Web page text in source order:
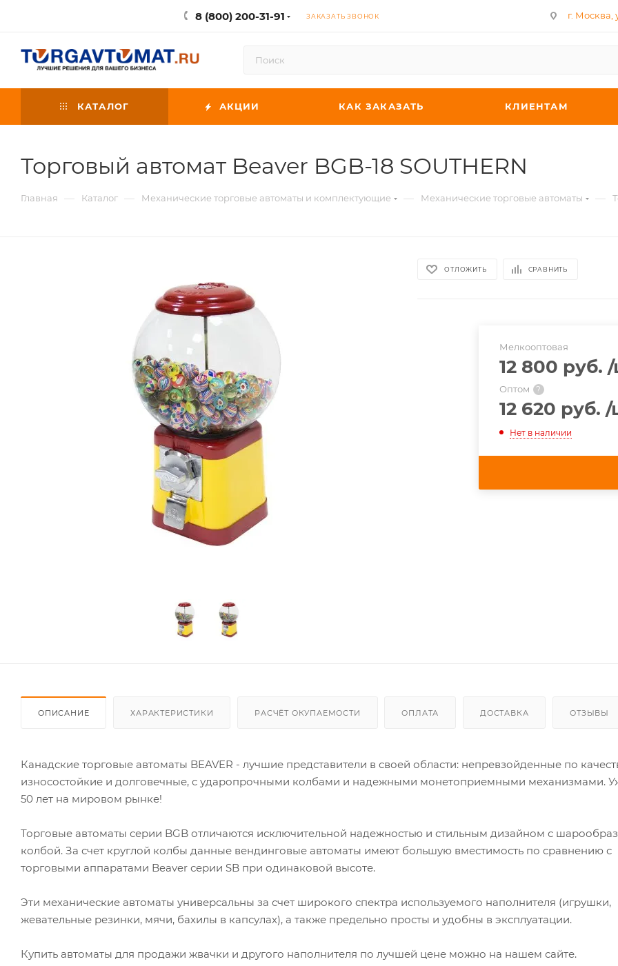
8 (800) 200-31-91 ЗАКАЗАТЬ ЗВОНОК г. Москва,
КАТАЛОГ АКЦИИ КАК ЗАКАЗАТЬ КЛИЕНТАМ
Торговый автомат Beaver BGB-18 SOUTHERN
Главная — Каталог — Механические торговые автоматы и комплектующие — Механические торговые автоматы —
ОТЛОЖИТЬ СРАВНИТЬ
Мелкооптовая
12 800 руб.
Оптом ?
12 620 руб. /
Нет в наличии
ОПИСАНИЕ ХАРАКТЕРИСТИКИ РАСЧЁТ ОКУПАЕМОСТИ ОПЛАТА ДОСТАВКА ОТЗЫВЫ
Канадские торговые автоматы BEAVER - лучшие представители в своей области: непревзойденные по
износостойкие и долговечные, с ударопрочными колбами и надежными монетоприемными механизмами.
50 лет на мировом рынке!
Торговые автоматы серии BGB отличаются исключительной надежностью и стильным дизайном с
колбой. За счет круглой колбы данные вендинговые автоматы имеют большую вместимость по сравнению с
торговыми аппаратами Beaver серии SB при одинаковой высоте.
Эти механические автоматы универсальны за счет широкого спектра используемого наполнителя (игрушки,
жевательные резинки, мячи, бахилы в капсулах), а также предельно просты и удобны в эксплуатации.
Купить автоматы для продажи жвачки и другого наполнителя по лучшей цене можно на нашем сайте.